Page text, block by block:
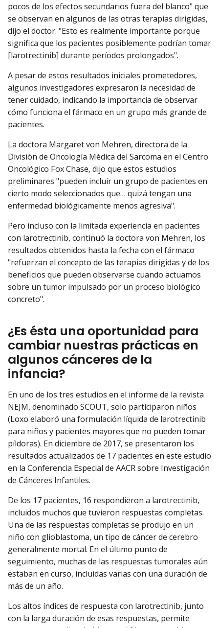
pocos de los efectos secundarios fuera del blanco" que
se observan en algunos de las otras terapias dirigidas,
dijo el doctor. "Esto es realmente importante porque
significa que los pacientes posiblemente podrían tomar
[larotrectinib] durante períodos prolongados".
A pesar de estos resultados iniciales prometedores,
algunos investigadores expresaron la necesidad de
tener cuidado, indicando la importancia de observar
cómo funciona el fármaco en un grupo más grande de
pacientes.
La doctora Margaret von Mehren, directora de la
División de Oncología Médica del Sarcoma en el Centro
Oncológico Fox Chase, dijo que estos estudios
preliminares "pueden incluir un grupo de pacientes en
cierto modo seleccionados que… quizá tengan una
enfermedad biológicamente menos agresiva".
Pero incluso con la limitada experiencia en pacientes
con larotrectinib, continuó la doctora von Mehren, los
resultados obtenidos hasta la fecha con el fármaco
"refuerzan el concepto de las terapias dirigidas y de los
beneficios que pueden observarse cuando actuamos
sobre un tumor impulsado por un proceso biológico
concreto".
¿Es ésta una oportunidad para
cambiar nuestras prácticas en
algunos cánceres de la
infancia?
En uno de los tres estudios en el informe de la revista
NEJM, denominado SCOUT, solo participaron niños
(Loxo elaboró una formulación líquida de larotrectinib
para niños y pacientes mayores que no pueden tomar
píldoras). En diciembre de 2017, se presentaron los
resultados actualizados de 17 pacientes en este estudio
en la Conferencia Especial de AACR sobre Investigación
de Cánceres Infantiles.
De los 17 pacientes, 16 respondieron a larotrectinib,
incluidos muchos que tuvieron respuestas completas.
Una de las respuestas completas se produjo en un
niño con glioblastoma, un tipo de cáncer de cerebro
generalmente mortal. En el último punto de
seguimiento, muchas de las respuestas tumorales aún
estaban en curso, incluidas varias con una duración de
más de un año.
Los altos índices de respuesta con larotrectinib, junto
con la larga duración de esas respuestas, permite